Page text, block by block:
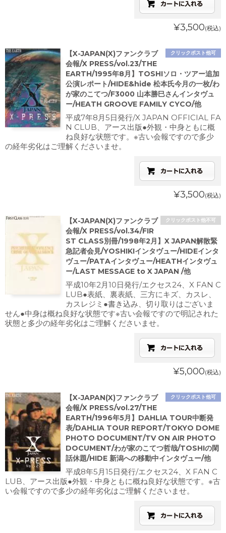
¥3,500(税込)
クリックポスト他可
【X-JAPAN(X)ファンクラブ
会報/X PRESS/vol.23/THE
EARTH/1995年8月】TOSHIソロ・ツアー追加
公演レポート/HIDE&hide 松本氏今月の一枚/わ
が家のこてつ/F3000 山本勝巳さんインタヴュ
ー/HEATH GROOVE FAMILY CYCO/他
平成7年8月5日発行/X JAPAN OFFICIAL FA
N CLUB、アース出版●外観・中身ともに概
ね良好な状態です。※古い会報ですので多少
の経年劣化はご理解くださいませ。
¥3,500(税込)
クリックポスト他不可
【X-JAPAN(X)ファンクラブ
会報/X PRESS/vol.34/FIR
ST CLASS別冊/1998年2月】X JAPAN解散緊
急記者会見/YOSHIKIインタヴュー/HIDEインタ
ヴュー/PATAインタヴュー/HEATHインタヴュ
ー/LAST MESSAGE to X JAPAN /他
平成10年2月10日発行/エクセス24、X FAN C
LUB●表紙、裏表紙、三方にキズ、カスレ、
カスレジミ●書き込み、切り取りはございま
せん●中身は概ね良好な状態です※古い会報ですので明記された
状態と多少の経年劣化はご理解くださいませ。
¥5,000(税込)
クリックポスト他可
【X-JAPAN(X)ファンクラブ
会報/X PRESS/vol.27/THE
EARTH/1996年5月】DAHLIA TOUR中断発
表/DAHLIA TOUR REPORT/TOKYO DOME
PHOTO DOCUMENT/TV ON AIR PHOTO
DOCUMENT/わが家のこてつ哲哉/TOSHIの閑
話休題/HIDE 新潟への移動中インタヴュー/他
平成8年5月15日発行/エクセス24、X FAN C
LUB、アース出版●外観・中身ともに概ね良好な状態です。※古
い会報ですので多少の経年劣化はご理解くださいませ。